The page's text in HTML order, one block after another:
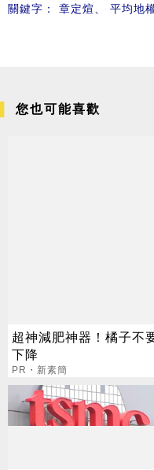
關鍵字： 章定煊 平均地
您也可能喜歡
超神減肥神器！橘子不
下降
PR・新素簡